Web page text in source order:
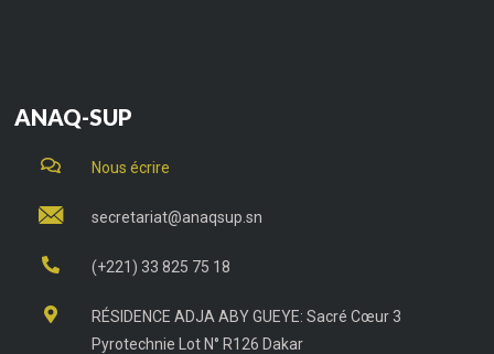
ANAQ-SUP
Nous écrire
secretariat@anaqsup.sn
(+221) 33 825 75 18
RÉSIDENCE ADJA ABY GUEYE: Sacré Cœur 3
Pyrotechnie Lot N° R126 Dakar